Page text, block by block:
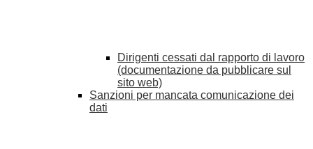
Dirigenti cessati dal rapporto di lavoro
(documentazione da pubblicare sul
sito web)
Sanzioni per mancata comunicazione dei
dati